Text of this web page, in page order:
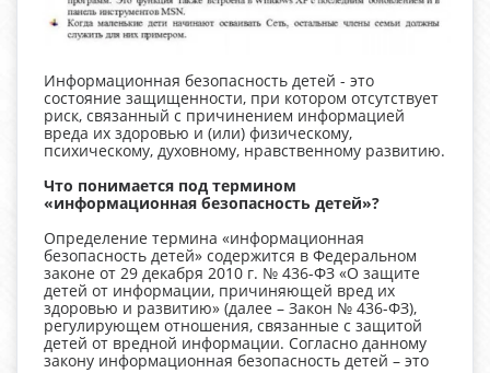
Информационная безопасность детей - это
состояние защищенности, при котором отсутствует
риск, связанный с причинением информацией
вреда их здоровью и (или) физическому,
психическому, духовному, нравственному развитию.
Что понимается под термином
«информационная безопасность детей»?
Определение термина «информационная
безопасность детей» содержится в Федеральном
законе от 29 декабря 2010 г. № 436-ФЗ «О защите
детей от информации, причиняющей вред их
здоровью и развитию» (далее – Закон № 436-ФЗ),
регулирующем отношения, связанные с защитой
детей от вредной информации. Согласно данному
закону информационная безопасность детей – это